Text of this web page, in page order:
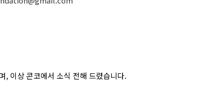
, 이상 콘코에서 소식 전해 드렸습니다.